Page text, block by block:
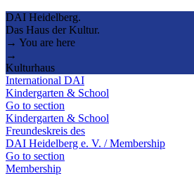
DAI Heidelberg.
Das Haus der Kultur.
→ You are here
→
Kulturhaus
International DAI
Kindergarten & School
Go to section
Kindergarten & School
Freundeskreis des
DAI Heidelberg e. V. / Membership
Go to section
Membership